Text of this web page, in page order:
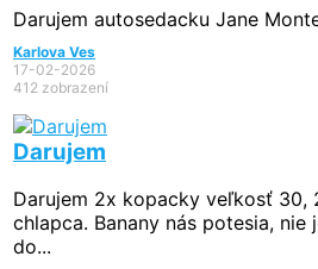
Darujem autosedacku Jane
Karlova Ves
17-02-2026
412 zobrazení
Darujem
Darujem 2x kopacky veľkosť 30,
chlapca. Banany nás potesia, nie
do...